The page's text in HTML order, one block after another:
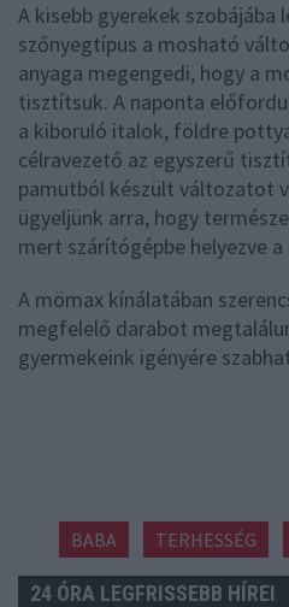
A kisebb gyerekek szobájába
szőnyegtípus a mosható
anyaga megengedi, hogy a
tisztítsuk. A naponta
a kiboruló italok, földre
célravezető az egyszerű
pamutból készült változatot
ügyeljünk arra, hogy
mert szárítógépbe helyezve
A mömax kínálatában
megfelelő darabot
gyermekeink igényére
BABA TERHESSÉG
24 ÓRA LEGFRISSEBB HÍREI